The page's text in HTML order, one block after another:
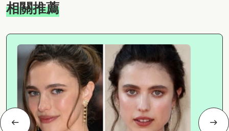
相關推薦